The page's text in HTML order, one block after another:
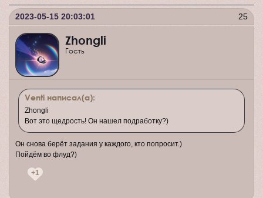
25
2023-05-15 20:03:01
Zhongli
Гость
Venti написал(а):
Zhongli
Вот это щедрость! Он нашел подработку?)
Он снова берёт задания у каждого, кто попросит.)
Пойдём во флуд?)
+1